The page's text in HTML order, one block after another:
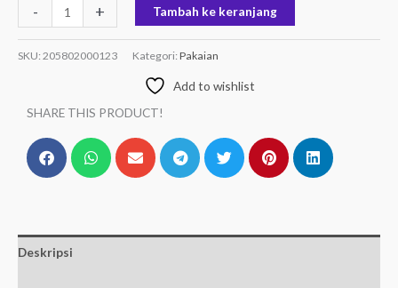
- + Tambah ke keranjang
SKU: 205802000123 Kategori: Pakaian
Add to wishlist
SHARE THIS PRODUCT!
Deskripsi